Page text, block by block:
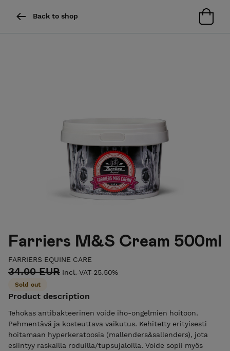
Back to shop
Farriers M&S Cream 500ml
FARRIERS EQUINE CARE
34.00 EUR Incl. VAT 25.50%
Sold out
Product description
Tehokas antibakteerinen voide iho-ongelmien hoitoon.
Pehmentävä ja kosteuttava vaikutus. Kehitetty erityisesti
hoitamaan hyperkeratoosia (mallenders&sallenders), jota
esiintyy raskailla roduilla/tupsujaloilla. Voide sopii myös